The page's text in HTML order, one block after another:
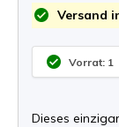
Versand
Vorrat: 1
Dieses